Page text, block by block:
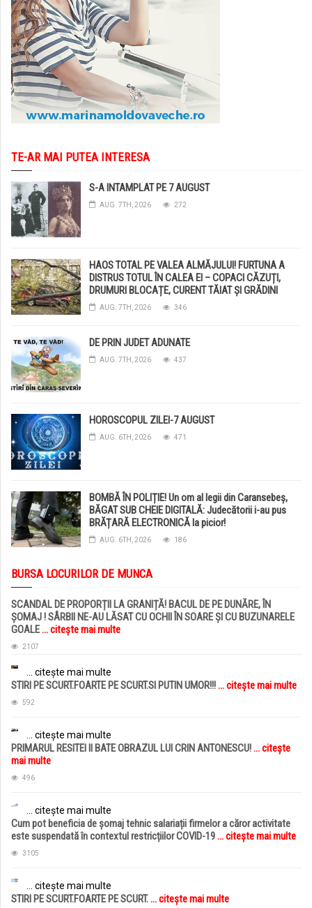
TE-AR MAI PUTEA INTERESA
S-A INTAMPLAT PE 7 AUGUST
AUG. 7TH, 2026 272
HAOS TOTAL PE VALEA ALMĂJULUI! FURTUNA A
DISTRUS TOTUL ÎN CALEA EI – COPACI CĂZUȚI,
DRUMURI BLOCAȚE, CURENT TĂIAT ȘI GRĂDINI
DISTRUSE DE GRINDINĂ!
AUG. 7TH, 2026 346
DE PRIN JUDET ADUNATE
AUG. 7TH, 2026 437
HOROSCOPUL ZILEI-7 AUGUST
AUG. 6TH, 2026 471
BOMBĂ ÎN POLIȚIE! Un om al legii din Caransebeș,
BĂGAT SUB CHEIE DIGITALĂ: Judecătorii i-au pus
BRĂȚARĂ ELECTRONICĂ la picior!
AUG. 6TH, 2026 186
BURSA LOCURILOR DE MUNCA
SCANDAL DE PROPORȚII LA GRANIȚĂ! BACUL DE PE DUNĂRE, ÎN
ȘOMAJ ! SÂRBII NE-AU LĂSAT CU OCHII ÎN SOARE ȘI CU BUZUNARELE
GOALE... citește mai multe
2107
... citește mai multe
STIRI PE SCURT.FOARTE PE SCURT.SI PUTIN UMOR!!!... citește mai multe
592
... citește mai multe
PRIMARUL RESITEI II BATE OBRAZUL LUI CRIN ANTONESCU!... citește
mai multe
496
... citește mai multe
Cum pot beneficia de șomaj tehnic salariații firmelor a căror activitate
este suspendată în contextul restricțiilor COVID-19... citește mai multe
3105
... citește mai multe
STIRI PE SCURT.FOARTE PE SCURT.... citește mai multe